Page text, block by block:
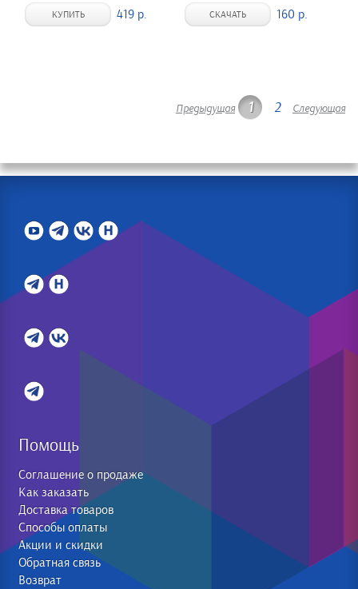
КУПИТЬ 419 р. СКАЧАТЬ 160 р.
Предыдущая 1 2 Следующая
Помощь
Соглашение о продаже
Как заказать
Доставка товаров
Способы оплаты
Акции и скидки
Обратная связь
Возврат